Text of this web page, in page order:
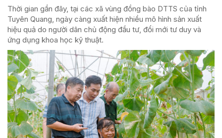
Thời gian gần đây, tại các xã vùng đồng bào DTTS của tỉnh
Tuyên Quang, ngày càng xuất hiện nhiều mô hình sản xuất
hiệu quả do người dân chủ động đầu tư, đổi mới tư duy và
ứng dụng khoa học kỹ thuật.